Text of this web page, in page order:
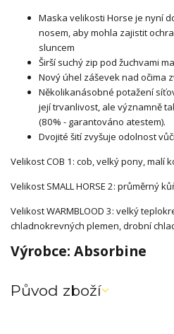
Maska velikosti Horse je nyní
nosem, aby mohla zajistit
sluncem
Širší suchý zip pod žuchvami
Nový úhel záševek nad očima
Několikanásobné potažení
její trvanlivost, ale významně
(80% - garantováno atestem).
Dvojité šití zvyšuje odolnost
Velikost COB 1: cob, velký pony, malí
Velikost SMALL HORSE 2: průměrný
Velikost WARMBLOOD 3: velký
chladnokrevných plemen, drobní
Výrobce: Absorbine
Původ zboží